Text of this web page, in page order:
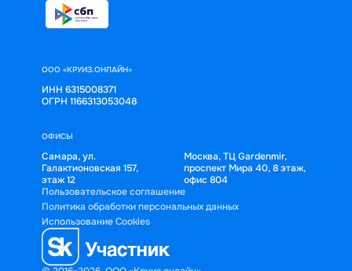
ООО «КРУИЗ.ОНЛАЙН»
ИНН 6315008371
ОГРН 1166313053048
ОФИСЫ
Самара, ул.
Галактионовская 157,
этаж 12
Москва, ТЦ Gardenmir,
проспект Мира 40, 8 этаж,
офис 804
Пользовательское соглашение
Политика обработки персональных данных
Использование Cookies